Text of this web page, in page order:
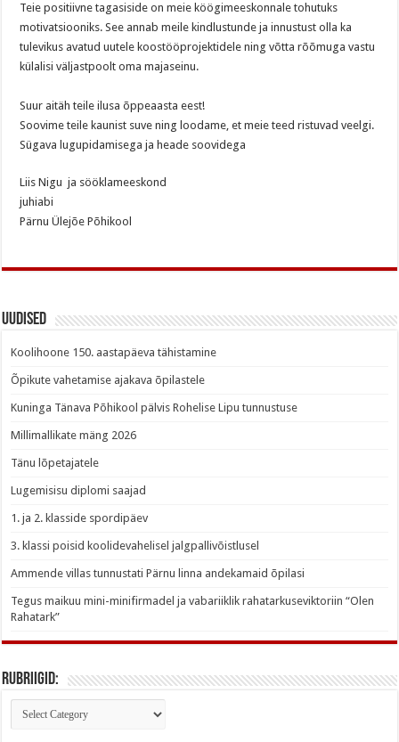
Teie positiivne tagasiside on meie köögimeeskonnale tohutuks
motivatsiooniks. See annab meile kindlustunde ja innustust olla ka
tulevikus avatud uutele koostööprojektidele ning võtta rõõmuga vastu
külalisi väljastpoolt oma majaseinu.
Suur aitäh teile ilusa õppeaasta eest!
Soovime teile kaunist suve ning loodame, et meie teed ristuvad veelgi.
Sügava lugupidamisega ja heade soovidega
Liis Nigu ja sööklameeskond
juhiabi
Pärnu Ülejõe Põhikool
Uudised
Koolihoone 150. aastapäeva tähistamine
Õpikute vahetamise ajakava õpilastele
Kuninga Tänava Põhikool pälvis Rohelise Lipu tunnustuse
Millimallikate mäng 2026
Tänu lõpetajatele
Lugemisisu diplomi saajad
1. ja 2. klasside spordipäev
3. klassi poisid koolidevahelisel jalgpallivõistlusel
Ammende villas tunnustati Pärnu linna andekamaid õpilasi
Tegus maikuu mini-minifirmadel ja vabariiklik rahatarkuseviktoriin “Olen
Rahatark”
Rubriigid:
Rubriigid: